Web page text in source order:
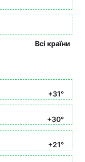
Всі країни
+31°
+30°
+21°